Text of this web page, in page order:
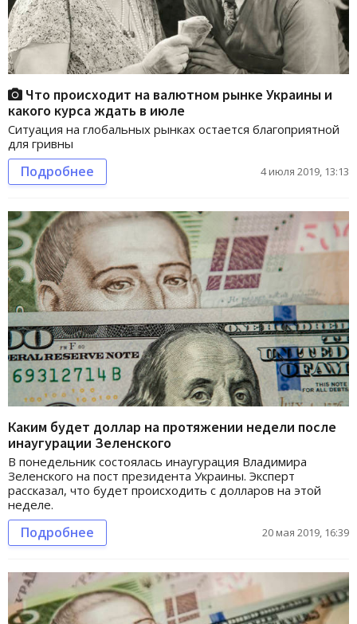
Что происходит на валютном рынке Украины и
какого курса ждать в июле
Ситуация на глобальных рынках остается благоприятной
для гривны
Подробнее 4 июля 2019, 13:13
Каким будет доллар на протяжении недели после
инаугурации Зеленского
В понедельник состоялась инаугурация Владимира
Зеленского на пост президента Украины. Эксперт
рассказал, что будет происходить с долларов на этой
неделе.
Подробнее 20 мая 2019, 16:39